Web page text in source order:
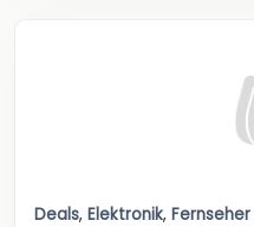
Deals, Elektronik, Fernseher